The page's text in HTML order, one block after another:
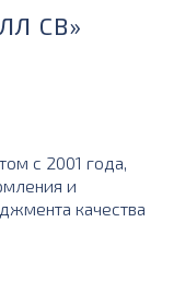
СВ»
с 2001 года,
и
качества